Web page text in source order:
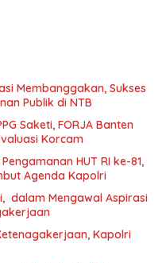
Membanggakan, Sukses
Publik di NTB
Saketi, FORJA Banten
Korcam
HUT RI ke-81,
Agenda Kapolri
dalam Mengawal Aspirasi
Kapolri